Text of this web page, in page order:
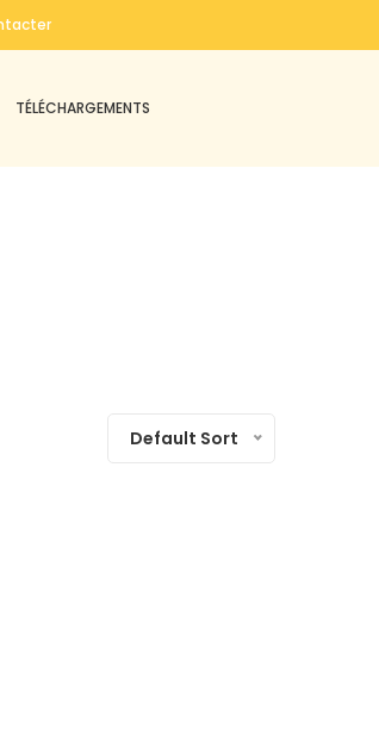
TÉLÉCHARGEMENTS
Default Sort